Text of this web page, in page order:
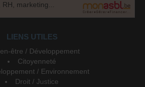
marketing...
LIENS UTILES
être / Développement
Citoyenneté
/ Environnement
Droit / Justice